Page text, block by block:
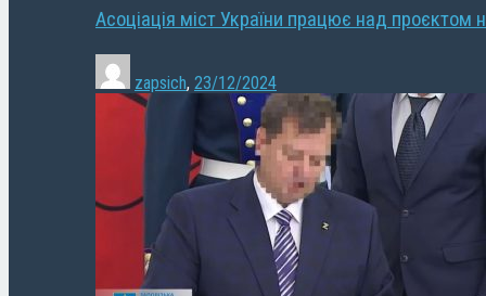
Асоціація міст України працює над проєктом
zapsich, 23/12/2024